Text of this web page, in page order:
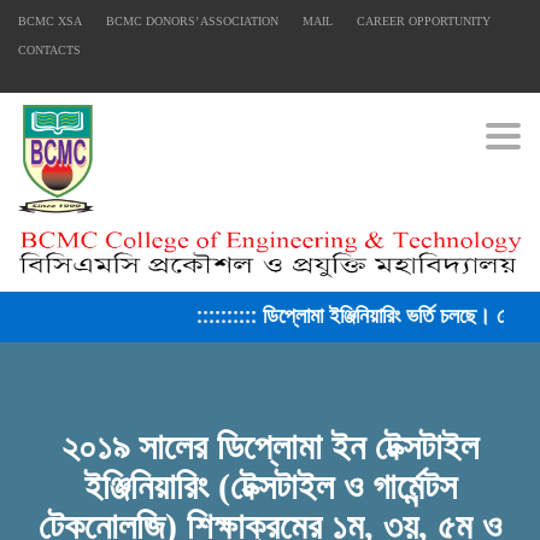
BCMC XSA BCMC DONORS’ ASSOCIATION MAIL CAREER OPPORTUNITY
CONTACTS
:::::::::: ডিপ্লোমা ইঞ্জিনিয়ারিং ভর্তি চলছে।
২০১৯ সালের ডিপ্লোমা ইন টেক্সটাইল
ইঞ্জিনিয়ারিং (টেক্সটাইল ও গার্মেন্টস
টেকনোলজি) শিক্ষাক্রমের ১ম, ৩য়, ৫ম ও
FACEBOOK SECONDARY PAGE